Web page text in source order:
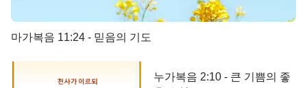
마가복음 11:24 - 믿음의 기도
누가복음 2:10 - 큰 기쁨의 좋